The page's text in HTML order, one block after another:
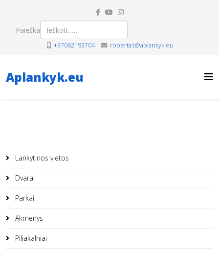
Paieška
+37062193704 robertas@aplankyk.eu
Aplankyk.eu
Lankytinos vietos
Dvarai
Parkai
Akmenys
Piliakalniai